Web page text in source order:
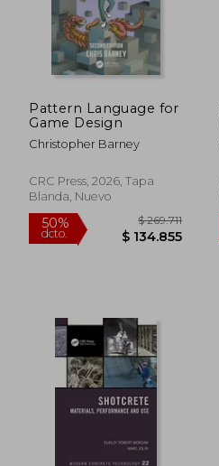
50%
dcto.
$ 408.291
$ 204.145
Pattern Language for
Game Design
Christopher Barney
CRC Press, 2026, Tapa
Blanda, Nuevo